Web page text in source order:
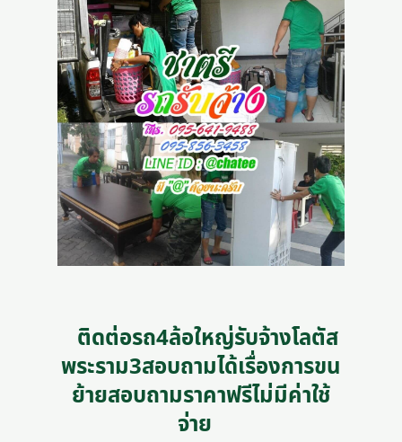
ติดต่อรถ4ล้อใหญ่รับจ้างโลตัส
พระราม3สอบถามได้เรื่องการขน
ย้ายสอบถามราคาฟรีไม่มีค่าใช้
จ่าย